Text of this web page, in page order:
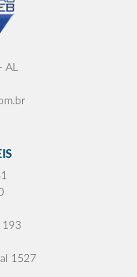
AL
193
1527